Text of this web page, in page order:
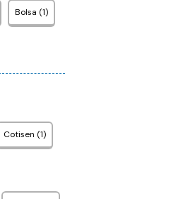
Bolsa (1)
Cotisen (1)